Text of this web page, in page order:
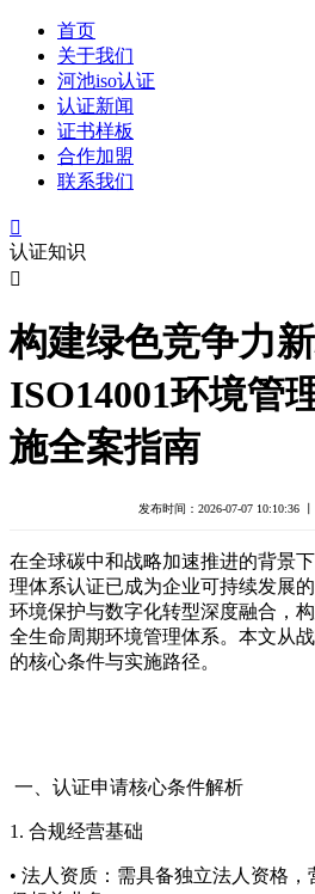
首页
关于我们
河池iso认证
认证新闻
证书样板
合作加盟
联系我们

认证知识

构建绿色竞争力
ISO14001环境管
施全案指南
发布时间：2026-07-07 10:10:36
在全球碳中和战略加速推进的背景
理体系认证已成为企业可持续发展
环境保护与数字化转型深度融合，
全生命周期环境管理体系。本文从
的核心条件与实施路径。
一、认证申请核心条件解析
1. 合规经营基础
• 法人资质：需具备独立法人资格